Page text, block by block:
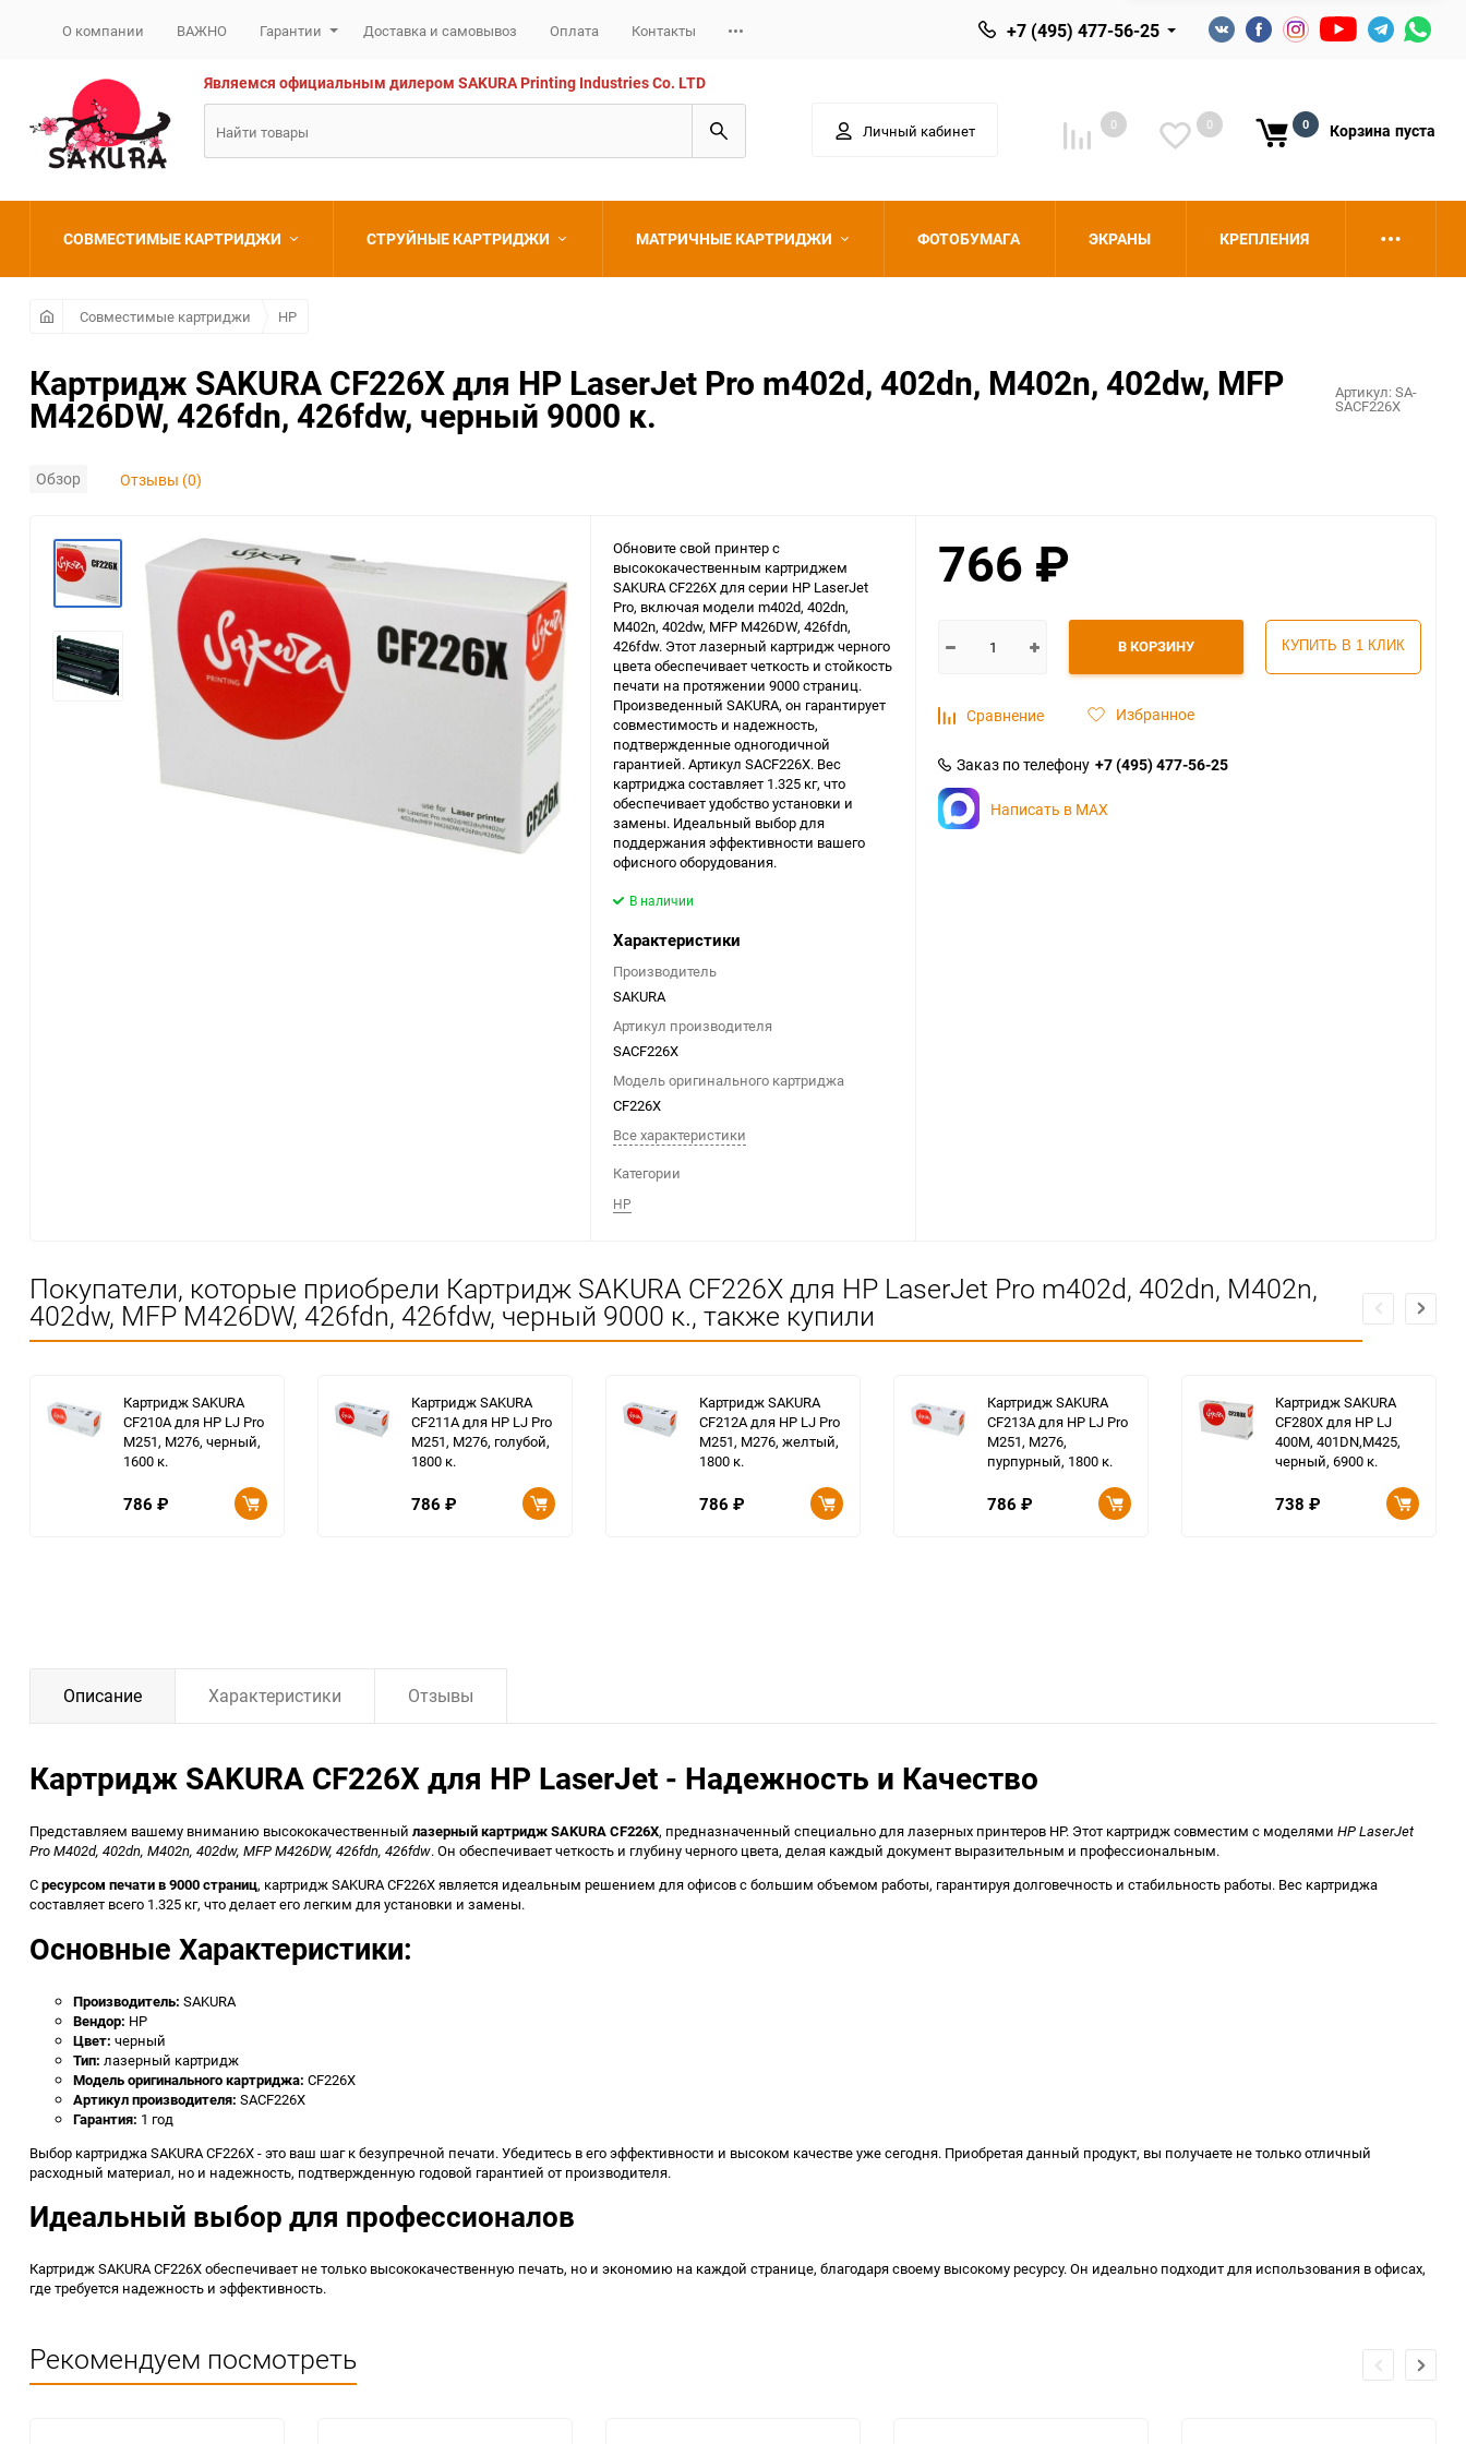
О компании ВАЖНО Гарантии Доставка и самовывоз Оплата Контакты +7 (495) 477-56-25
Являемся официальным дилером SAKURA Printing Industries Co. LTD
Личный кабинет 0 0 0 Корзина пуста
Brother
Epson
HP
Kyocera Mita
Lexmark
OKI
СОВМЕСТИМЫЕ КАРТРИДЖИ
Canon
Epson
СТРУЙНЫЕ КАРТРИДЖИ МАТРИЧНЫЕ КАРТРИДЖИ ФОТОБУМАГА ЭКРАНЫ КРЕПЛЕНИЯ
Совместимые картриджи HP
Картридж SAKURA CF226X для HP LaserJet Pro m402d, 402dn, M402n, 402dw, MFP
M426DW, 426fdn, 426fdw, черный 9000 к.
Артикул:SA-
SACF226X
Обзор Отзывы (0)
Обновите свой принтер с
высококачественным картриджем
SAKURA CF226X для серии HP LaserJet
Pro, включая модели m402d, 402dn,
M402n, 402dw, MFP M426DW, 426fdn,
426fdw. Этот лазерный картридж черного
цвета обеспечивает четкость и стойкость
печати на протяжении 9000 страниц.
Произведенный SAKURA, он гарантирует
совместимость и надежность,
подтвержденные одногодичной
гарантией. Артикул SACF226X. Вес
картриджа составляет 1.325 кг, что
обеспечивает удобство установки и
замены. Идеальный выбор для
поддержания эффективности вашего
офисного оборудования.
В наличии
Характеристики
Производитель
SAKURA
Артикул производителя
SACF226X
Модель оригинального картриджа
CF226X
Все характеристики
Категории
HP
766 ₽
В КОРЗИНУ КУПИТЬ В 1 КЛИК
Сравнение Избранное
Заказ по телефону +7 (495) 477-56-25
Написать в MAX
Покупатели, которые приобрели Картридж SAKURA CF226X для HP LaserJet Pro m402d, 402dn, M402n,
402dw, MFP M426DW, 426fdn, 426fdw, черный 9000 к., также купили
Картридж SAKURA
CF210A для HP LJ Pro
M251, M276, черный,
1600 к.
786 ₽
Картридж SAKURA
CF211A для HP LJ Pro
M251, M276, голубой,
1800 к.
786 ₽
Картридж SAKURA
CF212A для HP LJ Pro
M251, M276, желтый,
1800 к.
786 ₽
Картридж SAKURA
CF213A для HP LJ Pro
M251, M276,
пурпурный, 1800 к.
786 ₽
Картридж SAKURA
CF280X для HP LJ
400M, 401DN,M425,
черный, 6900 к.
738 ₽
Описание Характеристики Отзывы
Картридж SAKURA CF226X для HP LaserJet - Надежность и Качество
Представляем вашему вниманию высококачественный лазерный картридж SAKURA CF226X, предназначенный специально для лазерных принтеров HP. Этот картридж совместим с моделями HP LaserJet
Pro M402d, 402dn, M402n, 402dw, MFP M426DW, 426fdn, 426fdw. Он обеспечивает четкость и глубину черного цвета, делая каждый документ выразительным и профессиональным.
Сресурсом печати в 9000 страниц, картридж SAKURA CF226X является идеальным решением для офисов с большим объемом работы, гарантируя долговечность и стабильность работы. Вес картриджа
составляет всего 1.325 кг, что делает его легким для установки и замены.
Основные Характеристики:
Производитель: SAKURA
Вендор: HP
Цвет: черный
Тип: лазерный картридж
Модель оригинального картриджа: CF226X
Артикул производителя: SACF226X
Гарантия: 1 год
Выбор картриджа SAKURA CF226X - это ваш шаг к безупречной печати. Убедитесь в его эффективности и высоком качестве уже сегодня. Приобретая данный продукт, вы получаете не только отличный
расходный материал, но и надежность, подтвержденную годовой гарантией от производителя.
Идеальный выбор для профессионалов
Картридж SAKURA CF226X обеспечивает не только высококачественную печать, но и экономию на каждой странице, благодаря своему высокому ресурсу. Он идеально подходит для использования в офисах,
где требуется надежность и эффективность.
Рекомендуем посмотреть